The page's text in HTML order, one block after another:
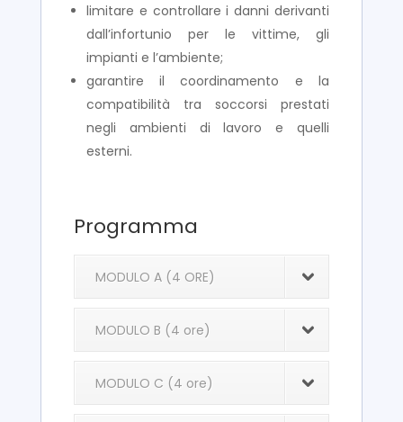
limitare e controllare i danni derivanti
dall’infortunio per le vittime, gli
impianti e l’ambiente;
garantire il coordinamento e la
compatibilità tra soccorsi prestati
negli ambienti di lavoro e quelli
esterni.
Programma
MODULO A (4 ORE)
MODULO B (4 ore)
MODULO C (4 ore)